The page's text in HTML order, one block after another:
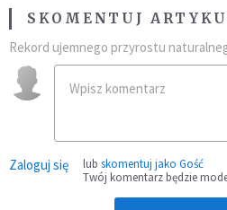
SKOMENTUJ
Rekord ujemnego przyrostu
Zaloguj się lub skomentuj jako Gość
Twój komentarz będzie